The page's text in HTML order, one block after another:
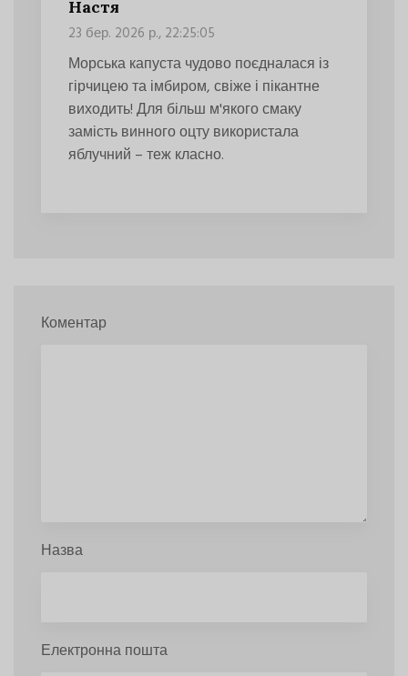
Настя
23 бер. 2026 р., 22:25:05
Морська капуста чудово поєдналася із
гірчицею та імбиром, свіже і пікантне
виходить! Для більш м'якого смаку
замість винного оцту використала
яблучний – теж класно.
Коментар
Назва
Електронна пошта